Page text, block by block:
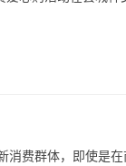
消费群体，即使是在